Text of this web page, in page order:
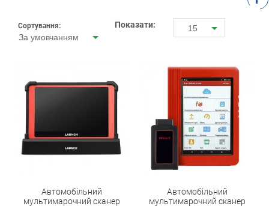
Сортування:
За умовчанням
Показати: 15
Автомобільний
мультимарочний сканер
Автомобільний
мультимарочний сканер